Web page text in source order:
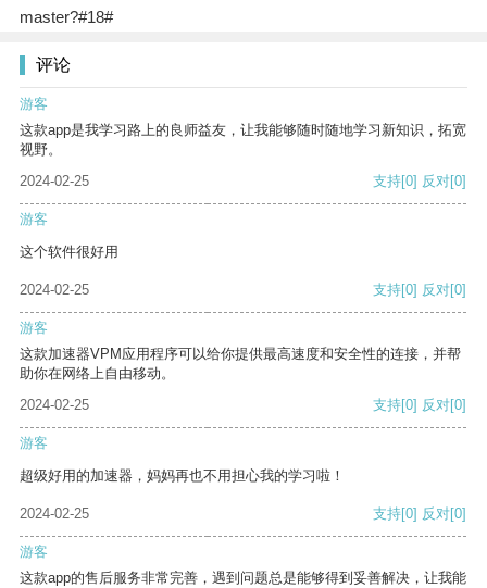
master?#18#
评论
游客
这款app是我学习路上的良师益友，让我能够随时随地学习新知识，拓宽
视野。
2024-02-25
支持[0] 反对[0]
游客
这个软件很好用
2024-02-25 支持[0] 反对[0]
游客
这款加速器VPM应用程序可以给你提供最高速度和安全性的连接，并帮
助你在网络上自由移动。
2024-02-25
支持[0] 反对[0]
游客
超级好用的加速器，妈妈再也不用担心我的学习啦！
2024-02-25 支持[0] 反对[0]
游客
这款app的售后服务非常完善，遇到问题总是能够得到妥善解决，让我能